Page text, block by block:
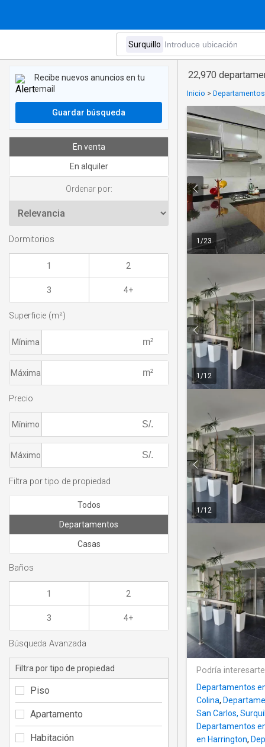
22,970
Inicio >
1 /23
1 /12
1 /12
Podría
Departamentos
Colina,
San Carlos,
Departamentos
en Harrington,
Recibe nuevos anuncios en tu
email
Guardar búsqueda
En venta
En alquiler
Ordenar por:
Dormitorios
1 2
3 4+
Superficie (m²)
Mínima
Máxima
Precio
Mínimo
Máximo
Filtra por tipo de propiedad
Todos
Departamentos
Casas
Baños
1 2
3 4+
Búsqueda Avanzada
Filtra por tipo de propiedad
Piso
Apartamento
Habitación